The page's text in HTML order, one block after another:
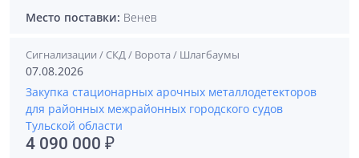
Место поставки: Венев
Сигнализации / СКД / Ворота / Шлагбаумы
07.08.2026
Закупка стационарных арочных металлодетекторов
для районных межрайонных городского судов
Тульской области
4 090 000 ₽